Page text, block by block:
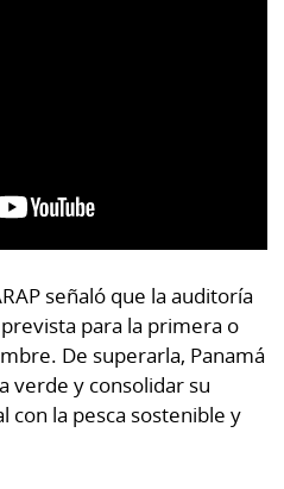
señaló que la auditoría
para la primera o
De superarla, Panamá
verde y consolidar su
la pesca sostenible y